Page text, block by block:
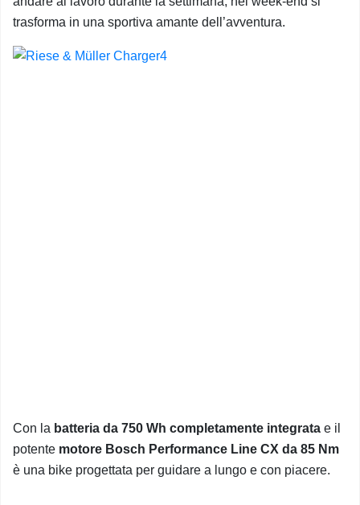
trasforma in una sportiva amante dell’avventura.
Con la batteria da 750 Wh completamente integrata e il
potente motore Bosch Performance Line CX da 85 Nm
è una bike progettata per guidare a lungo e con piacere.